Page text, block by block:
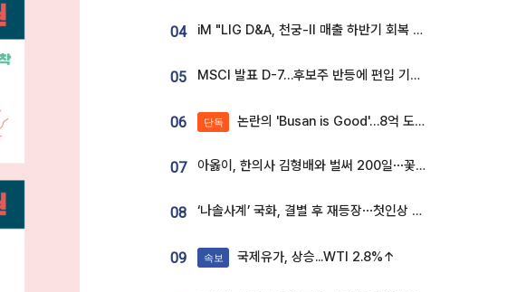
04 iM "LIG D&A, 천궁-II 매출 하반기 회복 전망…방산 톱픽 유지"
05 MSCI 발표 D-7…후보주 반등에 편입 기대 재점화
06 단독 논란의 'Busan is Good'…8억 도시브랜드, 용산 대통령실 CI 업체가 수행
07 아옳이, 한의사 김형배와 벌써 200일⋯꽃다발 들고 "프러포즈 아냐"
08 ‘나솔사계’ 국화, 결별 후 재등장⋯첫인상 투표 휩쓸고 ‘인기녀’ 등극
09 속보 국제유가, 상승...WTI 2.8%↑